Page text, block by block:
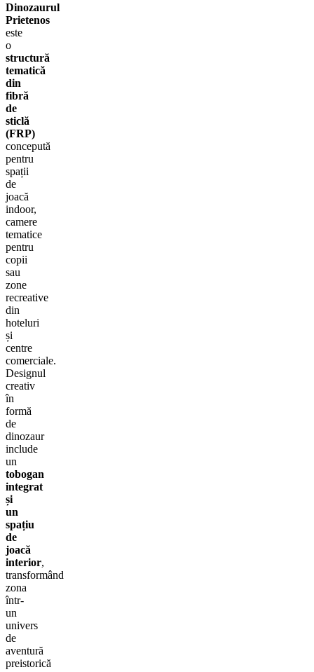
Dinozaurul
Prietenos
este
o
structură
tematică
din
fibră
de
sticlă
(FRP)
concepută
pentru
spații
de
joacă
indoor,
camere
tematice
pentru
copii
sau
zone
recreative
din
hoteluri
și
centre
comerciale.
Designul
creativ
în
formă
de
dinozaur
include
un
tobogan
integrat
și
un
spațiu
de
joacă
interior,
transformând
zona
într-
un
univers
de
aventură
preistorică